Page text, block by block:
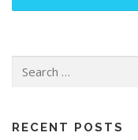
for:
RECENT POSTS